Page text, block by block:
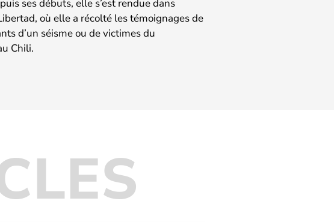
ses débuts, elle s’est rendue dans
où elle a récolté les témoignages de
d’un séisme ou de victimes du
Chili.